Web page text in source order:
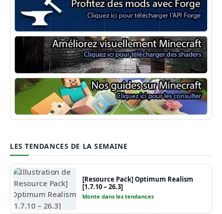
Minecraft Forge
Shaders Minecraft
Guide Minecraft
LES TENDANCES DE LA SEMAINE
[Resource Pack] Optimum Realism
[1.7.10 – 26.3]
Monte dans les tendances